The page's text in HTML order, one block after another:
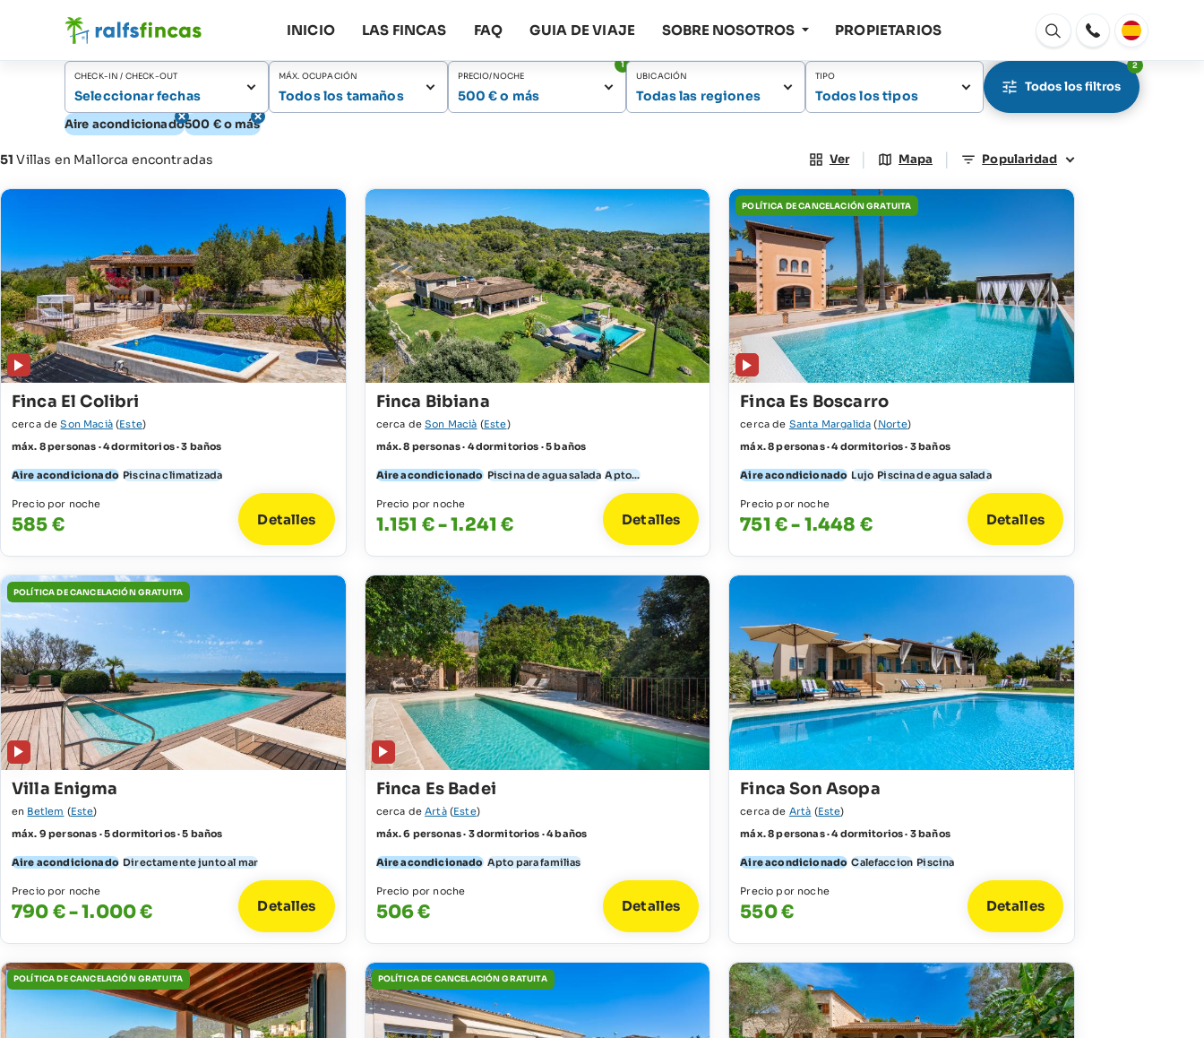
INICIO LAS FINCAS FAQ GUIA DE VIAJE SOBRE NOSOTROS PROPIETARIOS
Abrir
ventana
CHECK-IN / CHECK-OUT
Seleccionar fechas
MÁX. OCUPACIÓN
Todos los tamaños
PRECIO/NOCHE
500 € o más
1
UBICACIÓN
Todas las regiones
TIPO
Todos los tipos
Todos los filtros
2
Aire acondicionado500 € o más
51 Villas en Mallorca encontradas Ver | Mapa | Popularidad
Finca El Colibri
cerca deSon Macià(Este)
máx. 8 personas · 4 dormitorios · 3 baños
Aire acondicionado Piscina climatizada
Precio por noche
585 € Detalles
Finca Bibiana
cerca deSon Macià (Este)
máx. 8 personas · 4 dormitorios · 5 baños
Aire acondicionado Piscina de agua salada Apto...
Precio por noche
1.151 € - 1.241 € Detalles
POLÍTICA DE CANCELACIÓN GRATUITA
Finca Es Boscarro
cerca de Santa Margalida (Norte)
máx. 8 personas · 4 dormitorios · 3 baños
Aire acondicionado Lujo Piscina de agua salada
Precio por noche
751 € - 1.448 € Detalles
POLÍTICA DE CANCELACIÓN GRATUITA
Villa Enigma
en Betlem (Este)
máx. 9 personas · 5 dormitorios · 5 baños
Aire acondicionado Directamente junto al mar
Precio por noche
790 € - 1.000 € Detalles
Finca Es Badei
cerca deArtà(Este)
máx. 6 personas · 3 dormitorios · 4 baños
Aire acondicionado Apto para familias
Precio por noche
506 € Detalles
Finca Son Asopa
cerca de Artà (Este)
máx. 8 personas · 4 dormitorios · 3 baños
Aire acondicionado Calefaccion Piscina
Precio por noche
550 € Detalles
POLÍTICA DE CANCELACIÓN GRATUITA POLÍTICA DE CANCELACIÓN GRATUITA